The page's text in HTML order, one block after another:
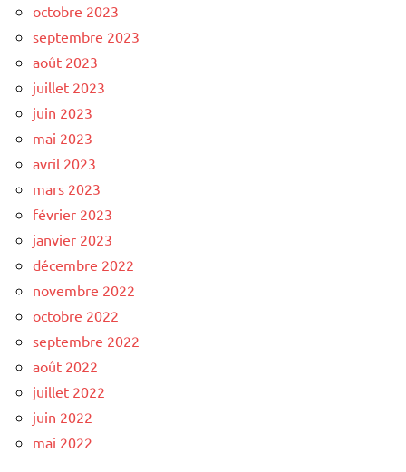
octobre 2023
septembre 2023
août 2023
juillet 2023
juin 2023
mai 2023
avril 2023
mars 2023
février 2023
janvier 2023
décembre 2022
novembre 2022
octobre 2022
septembre 2022
août 2022
juillet 2022
juin 2022
mai 2022